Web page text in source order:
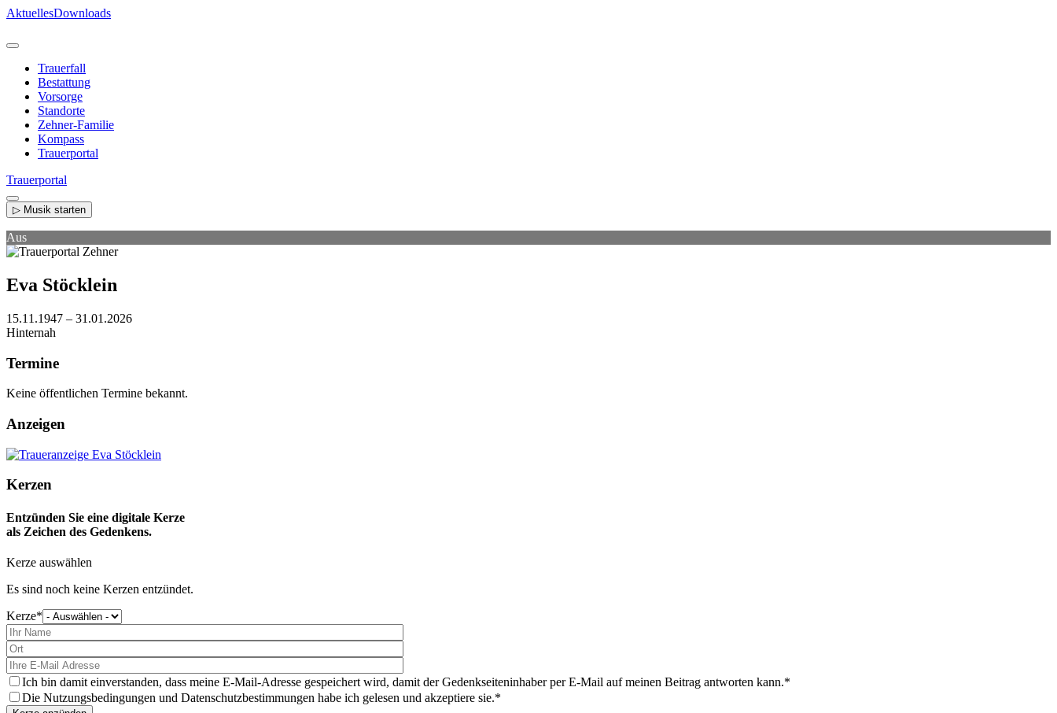
Direkt
Inhalt
AktuellesDownloads
Trauerfall
Bestattung
Vorsorge
Standorte
Zehner-Familie
Kompass
Trauerportal
Trauerportal
▷ Musik starten
Aus
Eva Stöcklein
15.11.1947 – 31.01.2026
Hinternah
Termine
Keine öffentlichen Termine bekannt.
Anzeigen
Kerzen
Entzünden Sie eine digitale Kerze
als Zeichen des Gedenkens.
Kerze auswählen
Es sind noch keine Kerzen entzündet.
Kerze
wählen
Sie
aus
Ich bin damit einverstanden, dass meine E-Mail-Adresse gespeichert wird, damit der Gedenkseiteninhaber per E-Mail auf meinen Beitrag antworten kann.
Die Nutzungsbedingungen und Datenschutzbestimmungen habe ich gelesen und akzeptiere sie.